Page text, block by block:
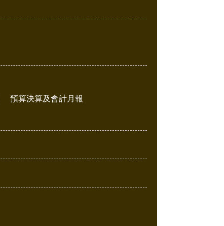
預算決算及會計月報